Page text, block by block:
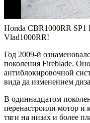
Honda CBR1000RR
Vlad1000RR!
Год 2009-й
поколения Fireblade.
антиблокировочной
вида да изменением
В одиннадцатом
перенастроили мотор и
тяги на низах и более